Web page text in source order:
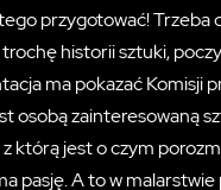
przygotować! Trzeba
historii sztuki,
ma pokazać Komisji
osobą zainteresowaną
z którą jest o czym
pasję. A to w